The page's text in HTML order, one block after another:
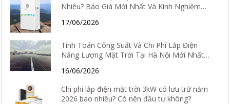
Nhiêu? Báo Giá Mới Nhất Và Kinh Nghiệm
17/06/2026
Tính Toán Công Suất Và Chi Phí Lắp Điện
Năng Lượng Mặt Trời Tại Hà Nội Mới Nhất
16/06/2026
Chi phí lắp điện mặt trời 3kW có lưu trữ năm
2026 bao nhiêu? Có nên đầu tư không?